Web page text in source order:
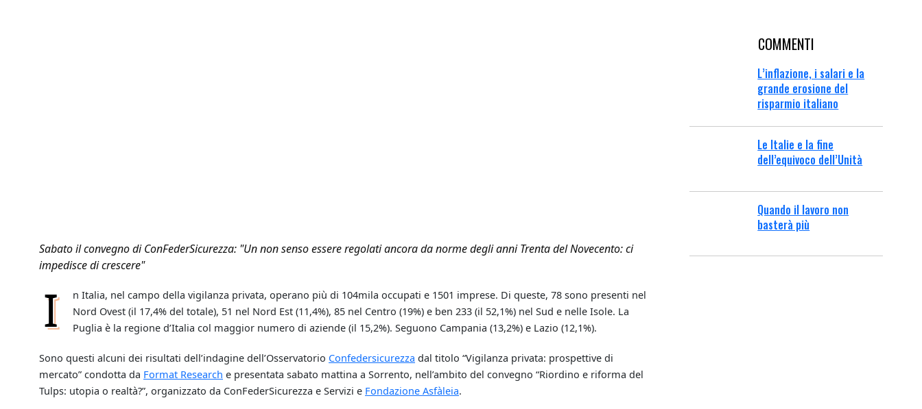
Sabato il convegno di ConFederSicurezza: "Un non senso essere regolati ancora da norme degli anni Trenta del Novecento: ci
impedisce di crescere"
I
n Italia, nel campo della vigilanza privata, operano più di 104mila occupati e 1501 imprese. Di queste, 78 sono presenti nel
Nord Ovest (il 17,4% del totale), 51 nel Nord Est (11,4%), 85 nel Centro (19%) e ben 233 (il 52,1%) nel Sud e nelle Isole. La
Puglia è la regione d’Italia col maggior numero di aziende (il 15,2%). Seguono Campania (13,2%) e Lazio (12,1%).
Sono questi alcuni dei risultati dell’indagine dell’Osservatorio Confedersicurezza dal titolo “Vigilanza privata: prospettive di
mercato” condotta da Format Research e presentata sabato mattina a Sorrento, nell’ambito del convegno “Riordino e riforma del
Tulps: utopia o realtà?”, organizzato da ConFederSicurezza e Servizi e Fondazione Asfàleia.
COMMENTI
L’inflazione, i salari e la
grande erosione del
risparmio italiano
Le Italie e la fine
dell’equivoco dell’Unità
Quando il lavoro non
basterà più